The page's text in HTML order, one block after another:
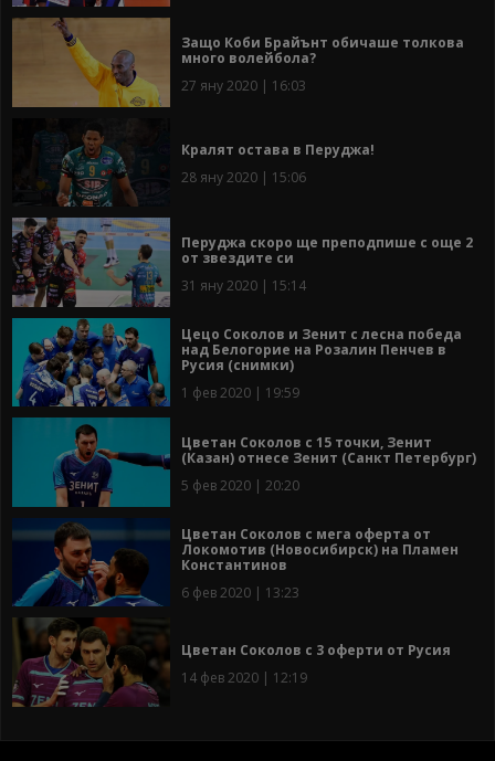
Защо Коби Брайънт обичаше толкова
много волейбола?
27 яну 2020 | 16:03
Кралят остава в Перуджа!
28 яну 2020 | 15:06
Перуджа скоро ще преподпише с още 2
от звездите си
31 яну 2020 | 15:14
Цецо Соколов и Зенит с лесна победа
над Белогорие на Розалин Пенчев в
Русия (снимки)
1 фев 2020 | 19:59
Цветан Соколов с 15 точки, Зенит
(Казан) отнесе Зенит (Санкт Петербург)
5 фев 2020 | 20:20
Цветан Соколов с мега оферта от
Локомотив (Новосибирск) на Пламен
Константинов
6 фев 2020 | 13:23
Цветан Соколов с 3 оферти от Русия
14 фев 2020 | 12:19